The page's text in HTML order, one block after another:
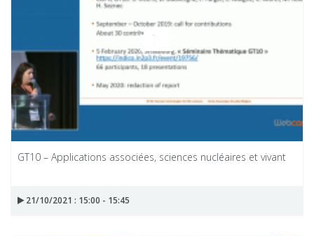
GT10 – Applications associées, sciences nucléaires et vivant
21/10/2021 : 15:00 - 15:45